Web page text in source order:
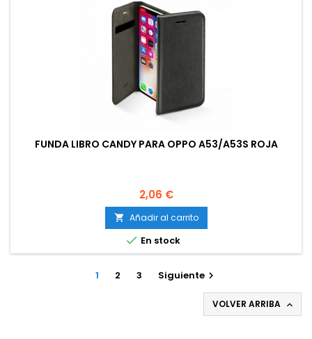
FUNDA LIBRO CANDY PARA OPPO A53/A53S ROJA
Precio
2,06 €
 Añadir al carrito
 En stock
1 2 3 Siguiente
VOLVER ARRIBA 